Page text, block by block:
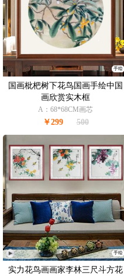
手绘
国画枇杷树下花鸟国画手绘中国
画欣赏实木框
A：68*68CM画芯
￥299 500
手绘
实力花鸟画画家李林三尺斗方花